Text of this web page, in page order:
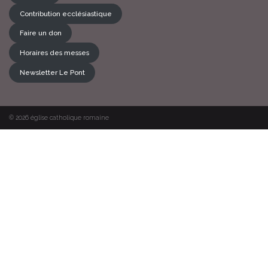
Contribution ecclésiastique
Faire un don
Horaires des messes
Newsletter Le Pont
© 2026 église catholique romaine